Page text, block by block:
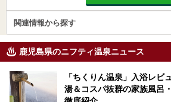
関連情報から探す
鹿児島県のニフティ温泉ニュース
「ちくりん温泉」入浴レビ
湯＆コスパ抜群の家族風呂